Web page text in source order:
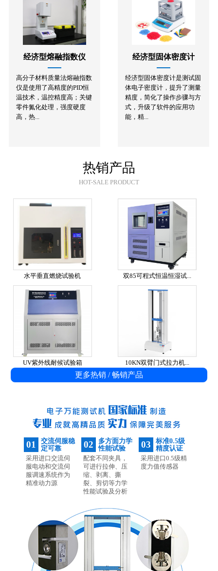
经济型熔融指数仪
高分子材料质量法熔融指数
仪是使用了高精度的PID恒
温技术，温控精度高；关键
零件氮化处理，强度硬度
高，热...
经济型固体密度计
经济型固体密度计是测试固
体电子密度计，提升了测量
精度，简化了操作步骤与方
式，升级了软件的应用功
能，精...
热销产品
HOT-SALE PRODUCT
水平垂直燃烧试验机 双85可程式恒温恒湿试...
UV紫外线耐候试验箱 10KN双臂门式拉力机...
更多热销 / 畅销产品
01
交流伺服稳
定可靠
采用进口交流伺
服电动和交流伺
服调速系统作为
精准动力源
02
多方面力学
性能试验
配套不同夹具，
可进行拉伸、压
缩、剥离、撕
裂、剪切等力学
性能试验及分析
03
标准0.5级
精度认证
采用进口0.5级精
度力值传感器